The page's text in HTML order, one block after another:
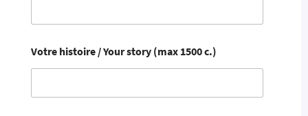
Votre histoire /​ Your story (max 1500 c.)